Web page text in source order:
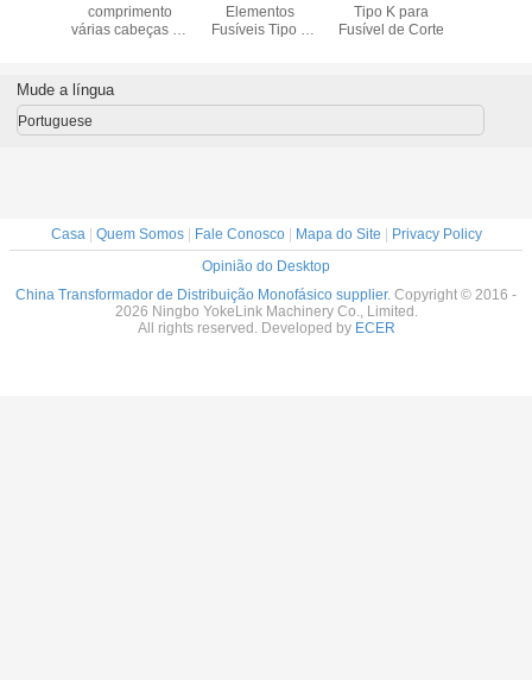
comprimento
várias cabeças de
ligações de
Elementos
Fusíveis Tipo K
Tipo K para
Fusível de Corte
Mude a língua
Portuguese
Casa | Quem Somos| Fale Conosco| Mapa do Site | Privacy Policy
Opinião do Desktop
China Transformador de Distribuição Monofásico supplier. Copyright © 2016 -
2026 Ningbo YokeLink Machinery Co., Limited.
All rights reserved. Developed by ECER